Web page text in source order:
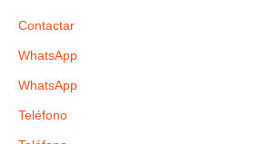
Contactar
WhatsApp
WhatsApp
Teléfono